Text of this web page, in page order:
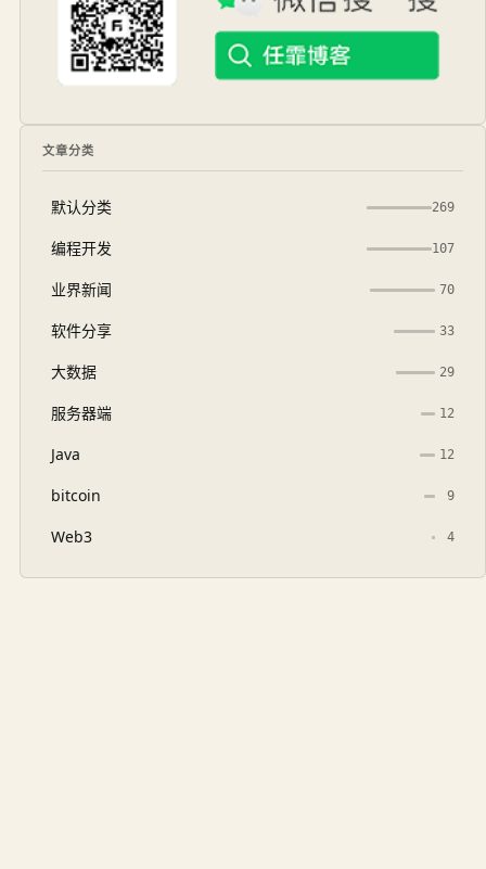
文章分类
默认分类 269
编程开发 107
业界新闻 70
软件分享 33
大数据 29
服务器端 12
Java 12
bitcoin 9
Web3 4